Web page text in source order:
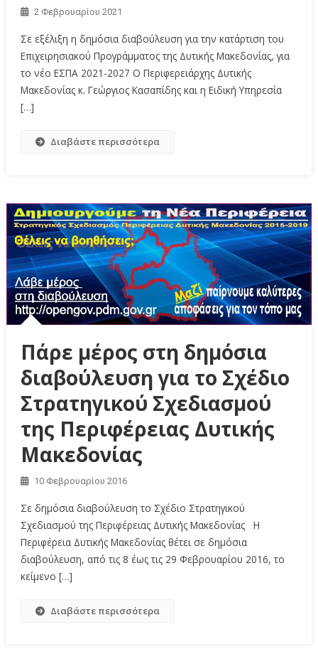
2 Φεβρουαρίου 2021
Σε εξέλιξη η δημόσια διαβούλευση για την κατάρτιση του
Επιχειρησιακού Προγράμματος της Δυτικής Μακεδονίας, για
το νέο ΕΣΠΑ 2021-2027 O Περιφερειάρχης Δυτικής
Μακεδονίας κ. Γεώργιος Κασαπίδης και η Ειδική Υπηρεσία
[…]
Διαβάστε περισσότερα
Πάρε μέρος στη δημόσια
διαβούλευση για το Σχέδιο
Στρατηγικού Σχεδιασμού
της Περιφέρειας Δυτικής
Μακεδονίας
10 Φεβρουαρίου 2016
Σε δημόσια διαβούλευση το Σχέδιο Στρατηγικού
Σχεδιασμού της Περιφέρειας Δυτικής Μακεδονίας Η
Περιφέρεια Δυτικής Μακεδονίας θέτει σε δημόσια
διαβούλευση, από τις 8 έως τις 29 Φεβρουαρίου 2016, το
κείμενο […]
Διαβάστε περισσότερα